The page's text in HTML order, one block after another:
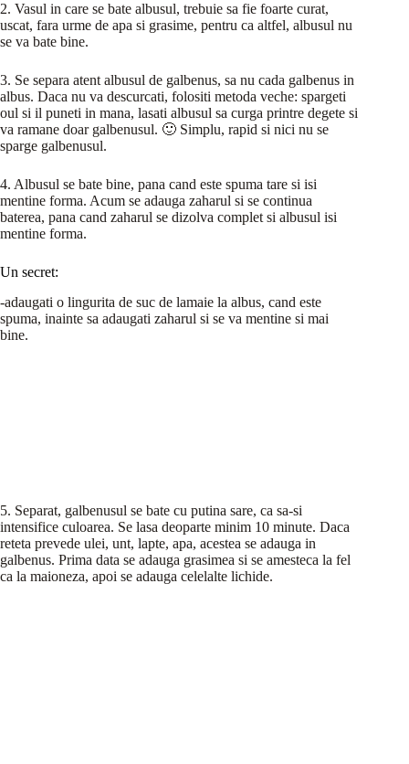
2. Vasul in care se bate albusul, trebuie sa fie foarte curat,
uscat, fara urme de apa si grasime, pentru ca altfel, albusul nu
se va bate bine.
3. Se separa atent albusul de galbenus, sa nu cada galbenus in
albus. Daca nu va descurcati, folositi metoda veche: spargeti
oul si il puneti in mana, lasati albusul sa curga printre degete si
va ramane doar galbenusul. 🙂 Simplu, rapid si nici nu se
sparge galbenusul.
4. Albusul se bate bine, pana cand este spuma tare si isi
mentine forma. Acum se adauga zaharul si se continua
baterea, pana cand zaharul se dizolva complet si albusul isi
mentine forma.
Un secret:
-adaugati o lingurita de suc de lamaie la albus, cand este
spuma, inainte sa adaugati zaharul si se va mentine si mai
bine.
5. Separat, galbenusul se bate cu putina sare, ca sa-si
intensifice culoarea. Se lasa deoparte minim 10 minute. Daca
reteta prevede ulei, unt, lapte, apa, acestea se adauga in
galbenus. Prima data se adauga grasimea si se amesteca la fel
ca la maioneza, apoi se adauga celelalte lichide.